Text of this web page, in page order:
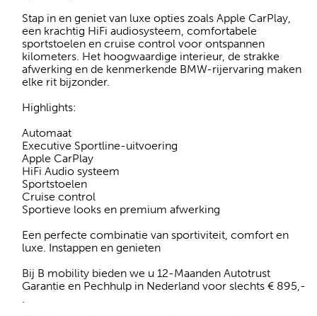
Stap in en geniet van luxe opties zoals Apple CarPlay,
een krachtig HiFi audiosysteem, comfortabele
sportstoelen en cruise control voor ontspannen
kilometers. Het hoogwaardige interieur, de strakke
afwerking en de kenmerkende BMW-rijervaring maken
elke rit bijzonder.
Highlights:
Automaat
Executive Sportline-uitvoering
Apple CarPlay
HiFi Audio systeem
Sportstoelen
Cruise control
Sportieve looks en premium afwerking
Een perfecte combinatie van sportiviteit, comfort en
luxe. Instappen en genieten
Bij B mobility bieden we u 12-Maanden Autotrust
Garantie en Pechhulp in Nederland voor slechts € 895,-